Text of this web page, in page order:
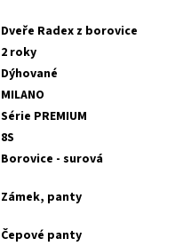
Dveře Radex z borovice
2 roky
Dýhované
MILANO
Série PREMIUM
8S
Borovice - surová
Zámek, panty
Čepové panty